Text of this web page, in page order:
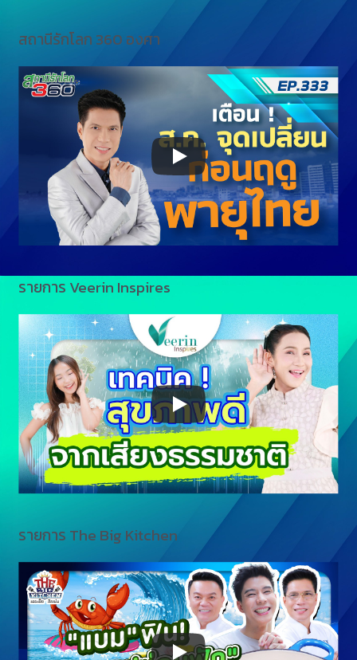
สถานีรักโลก 360 องศา
รายการ Veerin Inspires
รายการ The Big Kitchen